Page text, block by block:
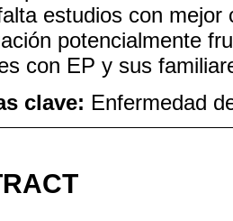
estudios con
potencialmente
con EP y sus
clave: Enfermedad